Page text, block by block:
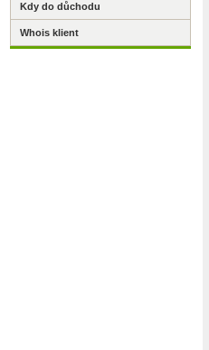
Kdy do důchodu
Whois klient